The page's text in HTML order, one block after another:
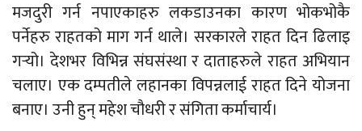
मजदुरी गर्न नपाएकाहरु लकडाउनका कारण भोकभोकै
पर्नेहरु राहतको माग गर्न थाले। सरकारले राहत दिन ढिलाइ
गर्‍यो। देशभर विभिन्न संघसंस्था र दाताहरुले राहत अभियान
चलाए। एक दम्पतीले लहानका विपन्नलाई राहत दिने योजना
बनाए। उनी हुन् महेश चौधरी र संगिता कर्माचार्य।